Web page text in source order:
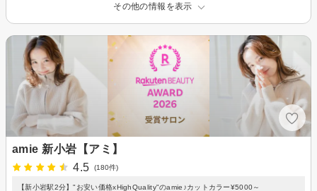
その他の情報を表示
amie 新小岩【アミ】
4.5
(180件)
【新小岩駅2分】"お安い価格xHighQuality"のamie♪カットカラー¥5000～